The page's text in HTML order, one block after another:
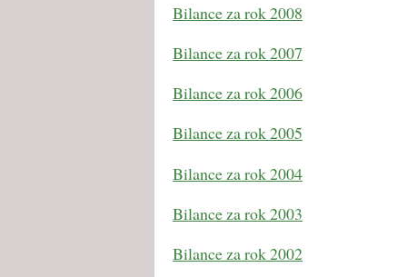
Bilance za rok 2008
Bilance za rok 2007
Bilance za rok 2006
Bilance za rok 2005
Bilance za rok 2004
Bilance za rok 2003
Bilance za rok 2002